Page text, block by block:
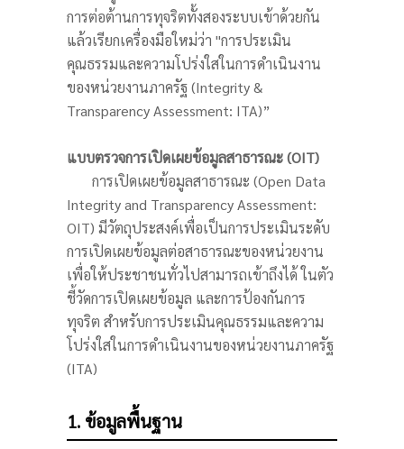
การต่อต้านการทุจริตทั้งสองระบบเข้าด้วยกัน
แล้วเรียกเครื่องมือใหม่ว่า "การประเมิน
คุณธรรมและความโปร่งใสในการดำเนินงาน
ของหน่วยงานภาครัฐ (Integrity &
Transparency Assessment: ITA)”
แบบตรวจการเปิดเผยข้อมูลสาธารณะ (OIT)
การเปิดเผยข้อมูลสาธารณะ (Open Data
Integrity and Transparency Assessment:
OIT) มีวัตถุประสงค์เพื่อเป็นการประเมินระดับ
การเปิดเผยข้อมูลต่อสาธารณะของหน่วยงาน
เพื่อให้ประชาชนทั่วไปสามารถเข้าถึงได้ ในตัว
ชี้วัดการเปิดเผยข้อมูล และการป้องกันการ
ทุจริต สำหรับการประเมินคุณธรรมและความ
โปร่งใสในการดำเนินงานของหน่วยงานภาครัฐ
(ITA)
1. ข้อมูลพื้นฐาน